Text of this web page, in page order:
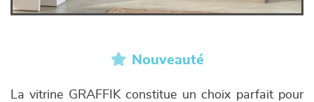
Nouveauté
La vitrine GRAFFIK constitue un choix parfait pour